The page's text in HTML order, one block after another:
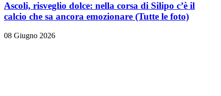
Ascoli, risveglio dolce: nella corsa di Silipo c’è il
calcio che sa ancora emozionare (Tutte le foto)
08 Giugno 2026